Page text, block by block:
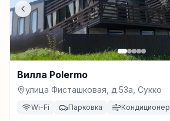
Вилла Polermo
улица Фисташковая, д.53а, Сукко
Wi-Fi Парковка Кондиционер